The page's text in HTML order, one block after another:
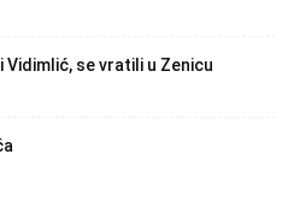
Vidimlić, se vratili u Zenicu